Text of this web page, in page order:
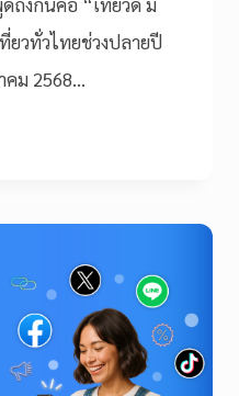
ยวทั่วไทยช่วงปลายปี
คม 2568…